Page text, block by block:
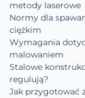
metody laserowe
Normy dla
ciężkim
Wymagania
malowaniem
Stalowe
regulują?
Jak przygotować